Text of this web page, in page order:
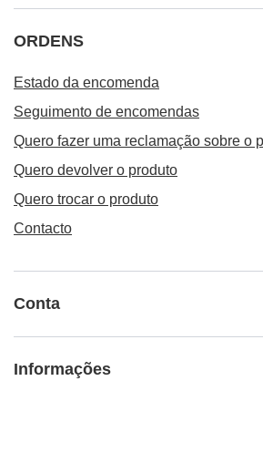
ORDENS
Estado da encomenda
Seguimento de encomendas
Quero fazer uma reclamação sobre o
Quero devolver o produto
Quero trocar o produto
Contacto
Conta
Informações